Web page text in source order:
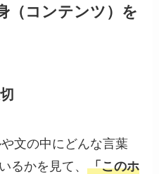
（コンテンツ）を
文の中にどんな言葉
るかを見て、「このホ